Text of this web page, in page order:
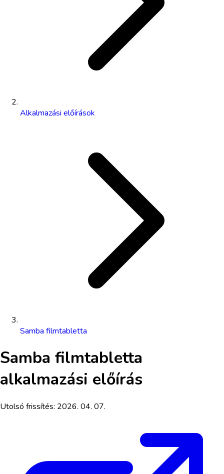
Alkalmazási előírások
Samba filmtabletta
Samba filmtabletta
alkalmazási előírás
Utolsó frissítés: 2026. 04. 07.